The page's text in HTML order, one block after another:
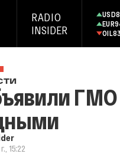
RADIO
INSIDER
USD
EUR
OIL
15:22